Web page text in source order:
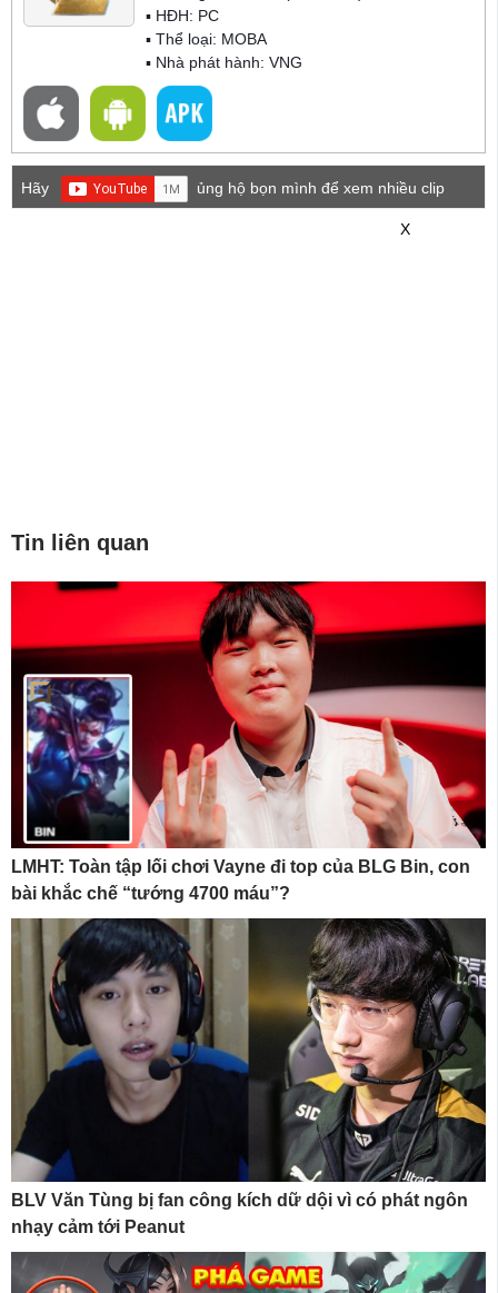
▪ HĐH: PC
▪ Thể loại: MOBA
▪ Nhà phát hành: VNG
Hãy
ủng hộ bọn mình để xem nhiều clip
X
Tin liên quan
LMHT: Toàn tập lối chơi Vayne đi top của BLG Bin, con
bài khắc chế “tướng 4700 máu”?
BLV Văn Tùng bị fan công kích dữ dội vì có phát ngôn
nhạy cảm tới Peanut